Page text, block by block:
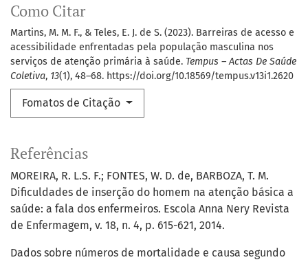
Como Citar
Martins, M. M. F., & Teles, E. J. de S. (2023). Barreiras de acesso e
acessibilidade enfrentadas pela população masculina nos
serviços de atenção primária à saúde. Tempus – Actas De Saúde
Coletiva, 13(1), 48–68. https://doi.org/10.18569/tempus.v13i1.2620
Fomatos de Citação
Referências
MOREIRA, R. L.S. F.; FONTES, W. D. de, BARBOZA, T. M.
Dificuldades de inserção do homem na atenção básica a
saúde: a fala dos enfermeiros. Escola Anna Nery Revista
de Enfermagem, v. 18, n. 4, p. 615-621, 2014.
Dados sobre números de mortalidade e causa segundo